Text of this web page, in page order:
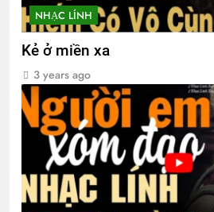
NHẠC LÍNH
Kẻ ở miền xa
3 years ago